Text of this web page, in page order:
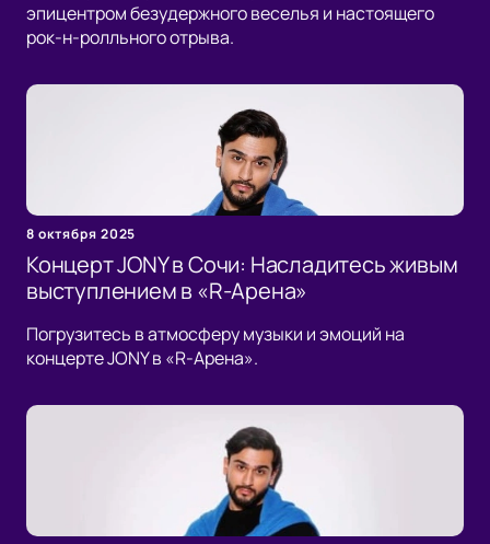
эпицентром безудержного веселья и настоящего
рок-н-ролльного отрыва.
8 октября 2025
Концерт JONY в Сочи: Насладитесь живым
выступлением в «R-Арена»
Погрузитесь в атмосферу музыки и эмоций на
концерте JONY в «R-Арена».